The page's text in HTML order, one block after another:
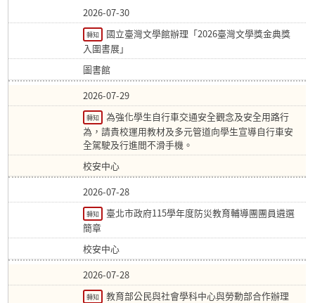
2026-07-30
轉知
國立臺灣文學館辦理「2026臺灣文學獎金典獎
入圍書展」
圖書館
2026-07-29
轉知
為強化學生自行車交通安全觀念及安全用路行
為，請貴校運用教材及多元管道向學生宣導自行車安
全駕駛及行進間不滑手機。
校安中心
2026-07-28
轉知
臺北市政府115學年度防災教育輔導團團員遴選
簡章
校安中心
2026-07-28
轉知
教育部公民與社會學科中心與勞動部合作辦理